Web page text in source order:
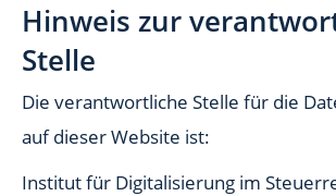
Hinweis zur
Stelle
Die verantwortliche Stelle für die
auf dieser Website ist:
Institut für Digitalisierung im